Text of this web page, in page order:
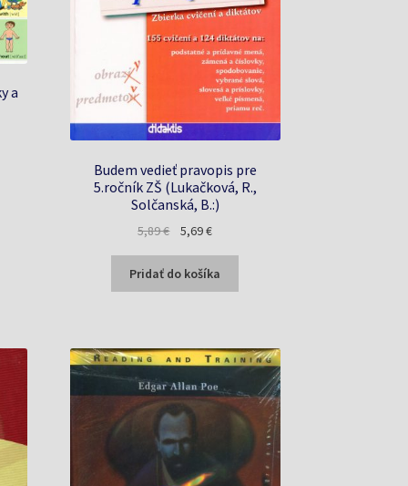
a
Budem vedieť pravopis pre
5.ročník ZŠ (Lukačková, R.,
Solčanská, B.:)
5,89€
Pôvodná
bola:
5,89 €.
5,69€Aktuálna
je:
5,69 €.
Pridať do košíka